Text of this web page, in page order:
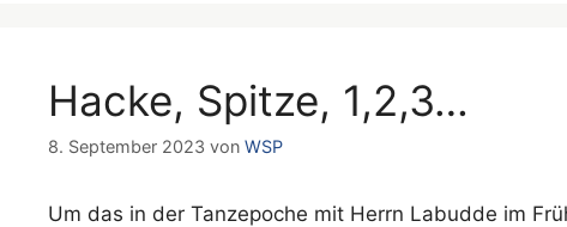
Hacke, Spitze, 1,2,3…
8. September 2023 von WSP
Um das in der Tanzepoche mit Herrn Labudde im